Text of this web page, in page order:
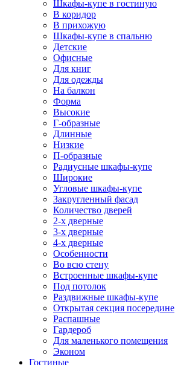
Шкафы-купе в гостиную
В коридор
В прихожую
Шкафы-купе в спальню
Детские
Офисные
Для книг
Для одежды
На балкон
Форма
Высокие
Г-образные
Длинные
Низкие
П-образные
Радиусные шкафы-купе
Широкие
Угловые шкафы-купе
Закругленный фасад
Количество дверей
2-х дверные
3-х дверные
4-х дверные
Особенности
Во всю стену
Встроенные шкафы-купе
Под потолок
Раздвижные шкафы-купе
Открытая секция посередине
Распашные
Гардероб
Для маленького помещения
Эконом
Гостиные